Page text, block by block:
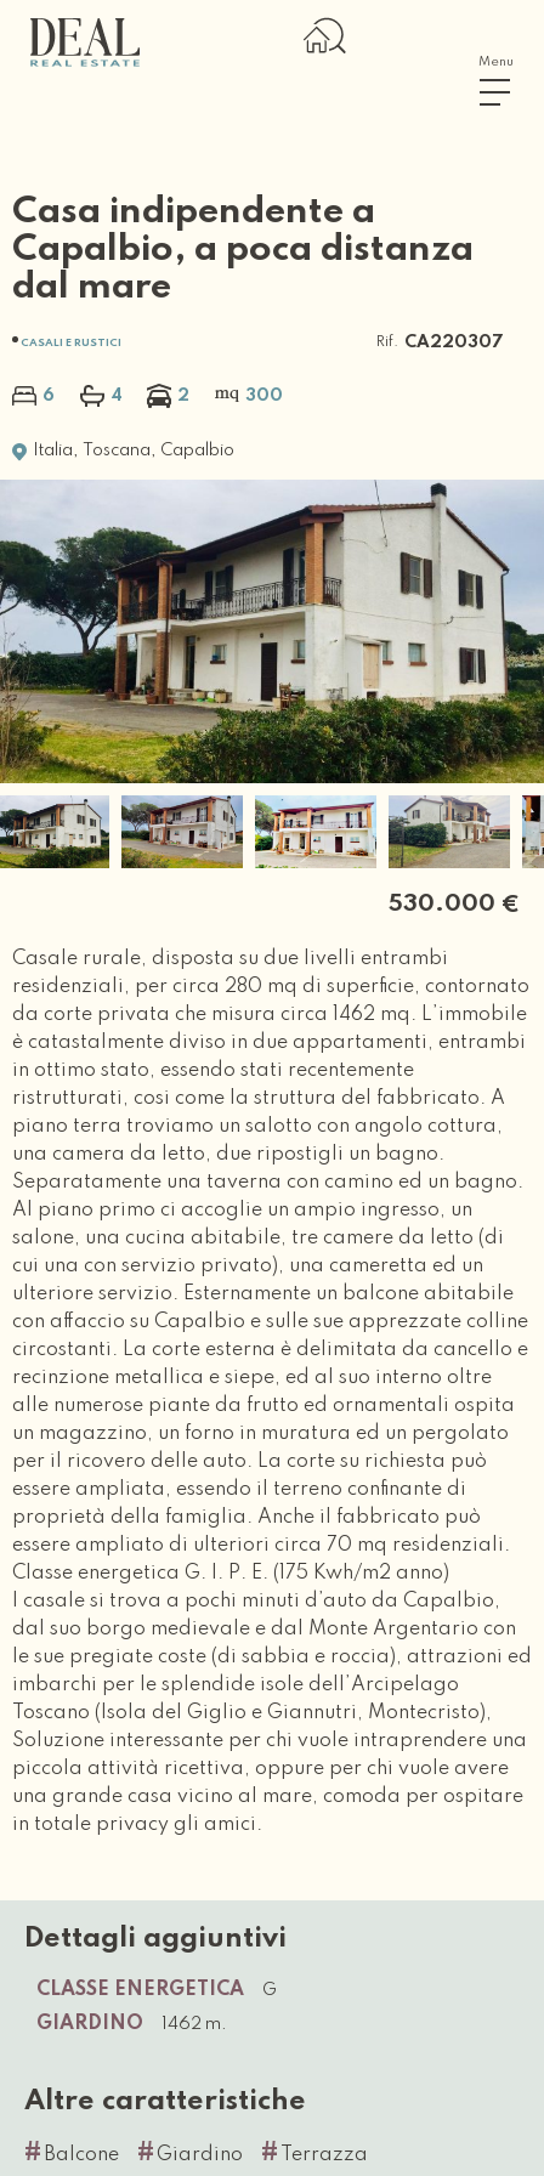
Menu
Casa indipendente a
Capalbio, a poca distanza
dal mare
CASALI E RUSTICI Rif. CA220307
6 4 2 300
Italia, Toscana, Capalbio
530.000 €
Casale rurale, disposta su due livelli entrambi
residenziali, per circa 280 mq di superficie, contornato
da corte privata che misura circa 1462 mq. L’immobile
è catastalmente diviso in due appartamenti, entrambi
in ottimo stato, essendo stati recentemente
ristrutturati, cosi come la struttura del fabbricato. A
piano terra troviamo un salotto con angolo cottura,
una camera da letto, due ripostigli un bagno.
Separatamente una taverna con camino ed un bagno.
Al piano primo ci accoglie un ampio ingresso, un
salone, una cucina abitabile, tre camere da letto (di
cui una con servizio privato), una cameretta ed un
ulteriore servizio. Esternamente un balcone abitabile
con affaccio su Capalbio e sulle sue apprezzate colline
circostanti. La corte esterna è delimitata da cancello e
recinzione metallica e siepe, ed al suo interno oltre
alle numerose piante da frutto ed ornamentali ospita
un magazzino, un forno in muratura ed un pergolato
per il ricovero delle auto. La corte su richiesta può
essere ampliata, essendo il terreno confinante di
proprietà della famiglia. Anche il fabbricato può
essere ampliato di ulteriori circa 70 mq residenziali.
Classe energetica G. I. P. E. (175 Kwh/m2 anno)
I casale si trova a pochi minuti d’auto da Capalbio,
dal suo borgo medievale e dal Monte Argentario con
le sue pregiate coste (di sabbia e roccia), attrazioni ed
imbarchi per le splendide isole dell’Arcipelago
Toscano (Isola del Giglio e Giannutri, Montecristo),
Soluzione interessante per chi vuole intraprendere una
piccola attività ricettiva, oppure per chi vuole avere
una grande casa vicino al mare, comoda per ospitare
in totale privacy gli amici.
Dettagli aggiuntivi
CLASSE ENERGETICA G
GIARDINO 1462 m.
Altre caratteristiche
# Balcone # Giardino # Terrazza